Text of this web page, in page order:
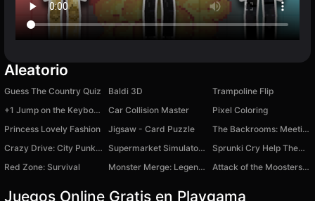
Aleatorio
Guess The Country Quiz Baldi 3D
Trampoline Flip
+1 Jump on the Keyboard
Car Collision Master
Pixel Coloring
Princess Lovely Fashion
Jigsaw - Card Puzzle
The Backrooms: Meeting with Omega Nugget
Crazy Drive: City Punk 2049
Supermarket Simulator: Desert
Sprunki Cry Help Them Merge
Red Zone: Survival
Monster Merge: Legends Alive Attack of the Moosters: Bubble Sort
Juegos Online Gratis en Playgama